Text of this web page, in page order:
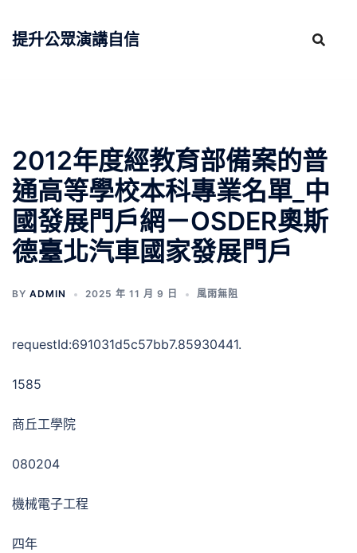
提升公眾演講自信
2012年度經教育部備案的普
通高等學校本科專業名單_中
國發展門戶網－OSDER奧斯
德臺北汽車國家發展門戶
BY ADMIN 2025 年 11 月 9 日 風雨無阻
requestId:691031d5c57bb7.85930441.
1585
商丘工學院
080204
機械電子工程
四年